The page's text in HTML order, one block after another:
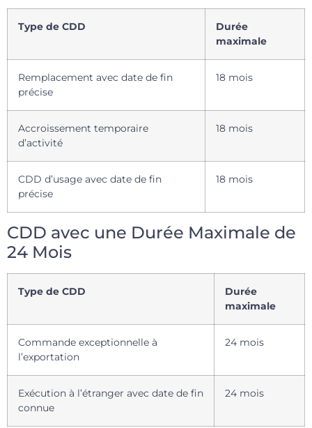
Type de CDD
Durée
maximale
Remplacement avec date de fin
précise
18 mois
Accroissement temporaire
d’activité
18 mois
CDD d’usage avec date de fin
précise
18 mois
CDD avec une Durée Maximale de
24 Mois
Type de CDD
Durée
maximale
Commande exceptionnelle à
l’exportation
24 mois
Exécution à l’étranger avec date de fin
connue
24 mois